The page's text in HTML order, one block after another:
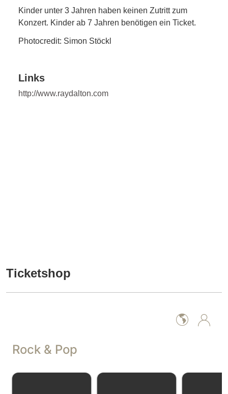
Kinder unter 3 Jahren haben keinen Zutritt zum
Konzert. Kinder ab 7 Jahren benötigen ein Ticket.
Photocredit: Simon Stöckl
Links
http://www.raydalton.com
Ticketshop